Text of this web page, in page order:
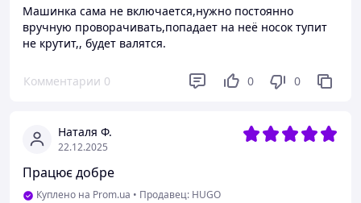
Машинка сама не включается,нужно постоянно
вручную проворачивать,попадает на неё носок тупит
не крутит,, будет валятся.
Комментарии 0 0 0
Наталя Ф.
22.12.2025
Працює добре
Куплено на Prom.ua • Продавец: HUGO